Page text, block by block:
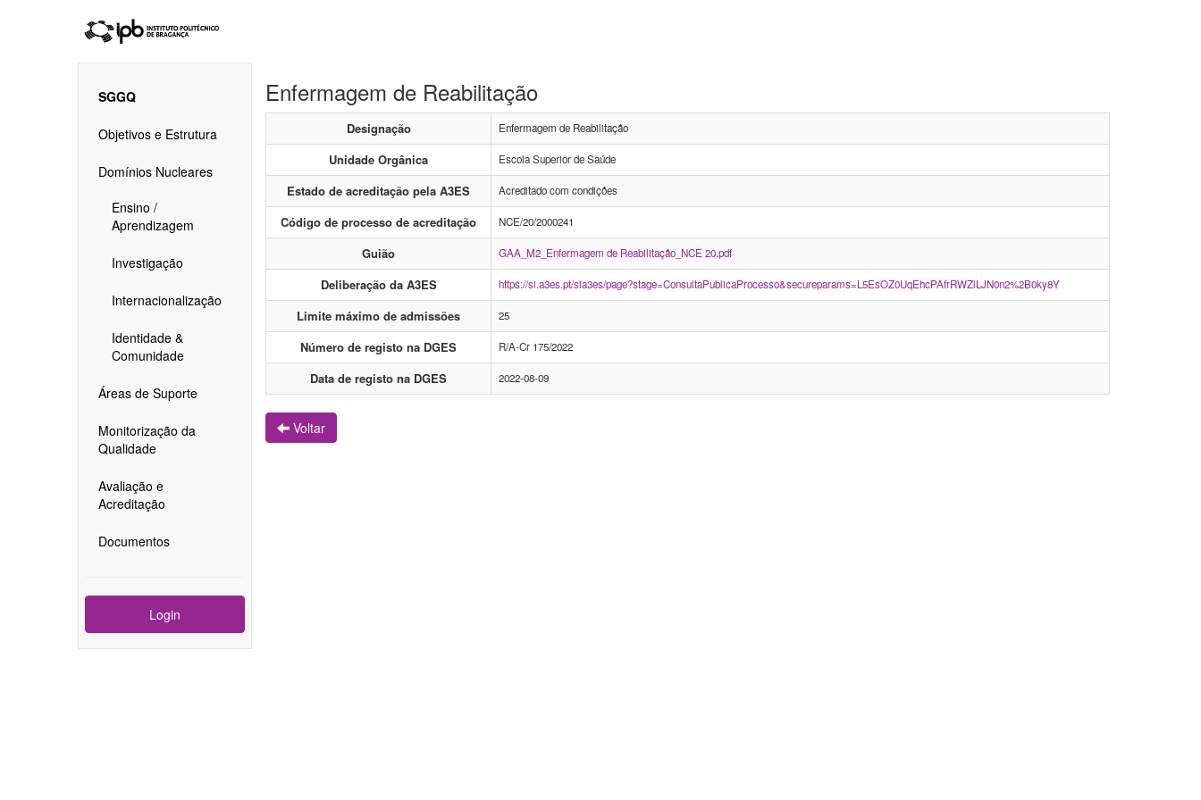
SGGQ
Objetivos e Estrutura
Domínios Nucleares
Ensino /
Aprendizagem
Investigação
Internacionalização
Identidade &
Comunidade
Áreas de Suporte
Monitorização da
Qualidade
Avaliação e
Acreditação
Documentos
Login
Enfermagem de Reabilitação
Designação Enfermagem de Reabilitação
Unidade Orgânica Escola Superior de Saúde
Estado de acreditação pela A3ES Acreditado com condições
Código de processo de acreditação NCE/20/2000241
Guião GAA_M2_Enfermagem de Reabilitação_NCE 20.pdf
Deliberação da A3ES https://si.a3es.pt/sia3es/page?stage=ConsultaPublicaProcesso&secureparams=L5EsOZ0UqEhcPAfrRWZlLJN0n2%2B0ky8Y
Limite máximo de admissões 25
Número de registo na DGES R/A-Cr 175/2022
Data de registo na DGES 2022-08-09
Voltar